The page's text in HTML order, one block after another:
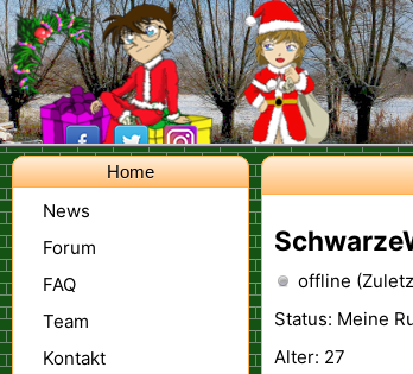
Home
News
Forum
FAQ
Team
Kontakt
offline
Status: Meine
Alter: 27